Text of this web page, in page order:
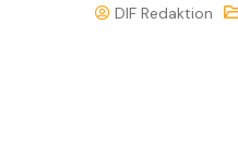
DIF Redaktion